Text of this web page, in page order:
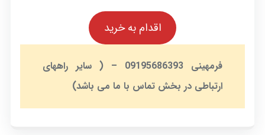
اقدام به خرید
فرمهینی 09195686393 – ( سایر راههای
ارتباطی در بخش تماس با ما می باشد)